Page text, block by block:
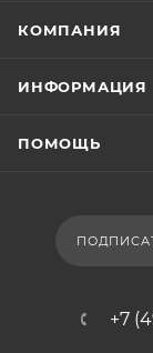
КОМПАНИЯ
ИНФОРМАЦИЯ
ПОМОЩЬ
+7